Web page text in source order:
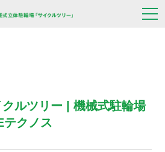
ルツリー | 機械式駐輪場
テクノス